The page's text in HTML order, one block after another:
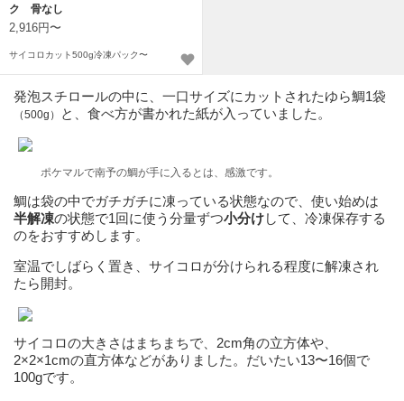
ク 骨なし
2,916円〜
サイコロカット500g冷凍パック〜
発泡スチロールの中に、一口サイズにカットされたゆら鯛1袋
（500g） と、食べ方が書かれた紙が入っていました。
ポケマルで南予の鯛が手に入るとは、感激です。
鯛は袋の中でガチガチに凍っている状態なので、使い始めは
半解凍の状態で1回に使う分量ずつ小分けして、冷凍保存する
のをおすすめします。
室温でしばらく置き、サイコロが分けられる程度に解凍され
たら開封。
サイコロの大きさはまちまちで、2cm角の立方体や、
2×2×1cmの直方体などがありました。だいたい13〜16個で
100gです。